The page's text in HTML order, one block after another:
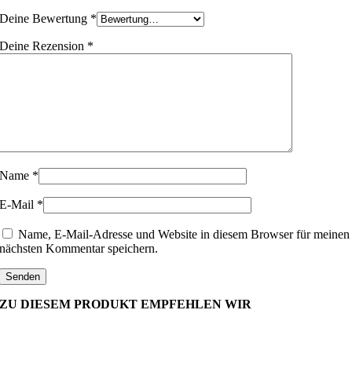
Deine Bewertung *
Deine Rezension *
Name *
E-Mail *
Name, E-Mail-Adresse und Website in diesem Browser für meinen
nächsten Kommentar speichern.
ZU DIESEM PRODUKT EMPFEHLEN WIR